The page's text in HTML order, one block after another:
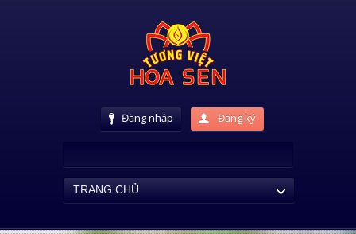
Đăng nhập Đăng ký
TRANG CHỦ